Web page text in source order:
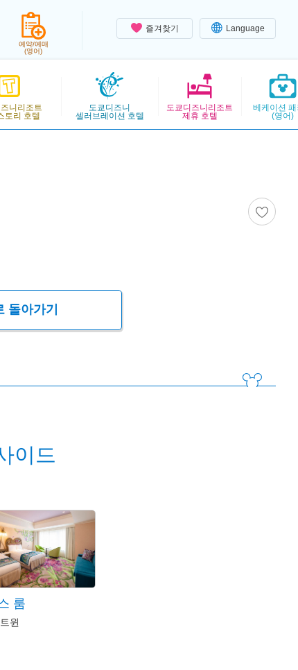
즐겨찾기 Language
예약/예매
(영어)
니리조트
토리 호텔
도쿄디즈니
셀러브레이션 호텔
도쿄디즈니리조트
제휴 호텔
베케이션
(영어)
돌아가기
이드
룸
윈